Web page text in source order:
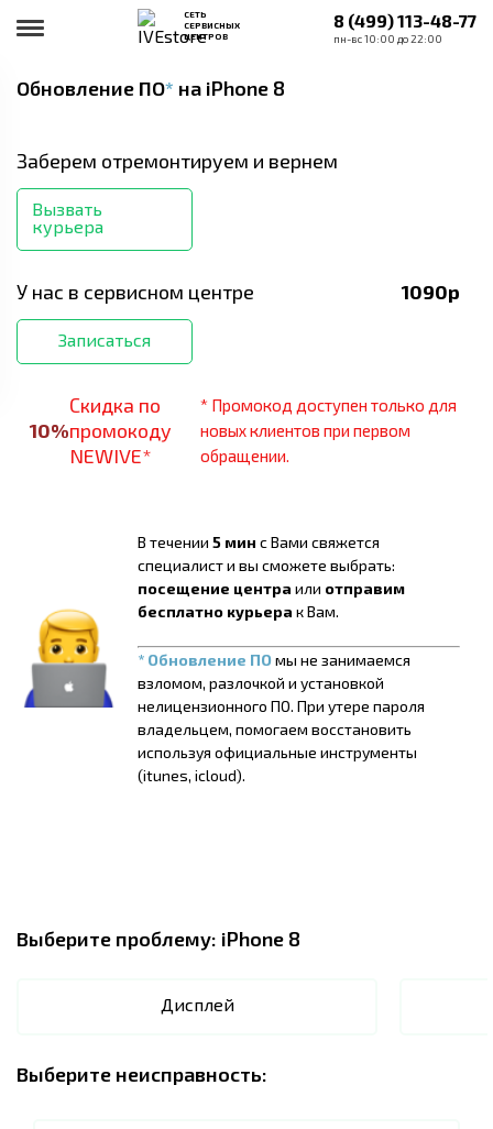
СЕТЬ
СЕРВИСНЫХ
ЦЕНТРОВ
8 (499) 113-48-77
пн-вс 10:00 до 22:00
Обновление ПО* на iPhone 8
Заберем отремонтируем и вернем
Вызвать
курьера
У нас в сервисном центре 1090р
Записаться
10%
Скидка по
промокоду
NEWIVE*
* Промокод доступен только для
новых клиентов при первом
обращении.
В течении 5 мин с Вами свяжется
специалист и вы сможете выбрать:
посещение центра или отправим
бесплатно курьера к Вам.
* Обновление ПОмы не занимаемся
взломом, разлочкой и установкой
нелицензионного ПО. При утере пароля
владельцем, помогаем восстановить
используя официальные инструменты
(itunes, icloud).
Выберите проблему: iPhone 8
Дисплей
Выберите неисправность: